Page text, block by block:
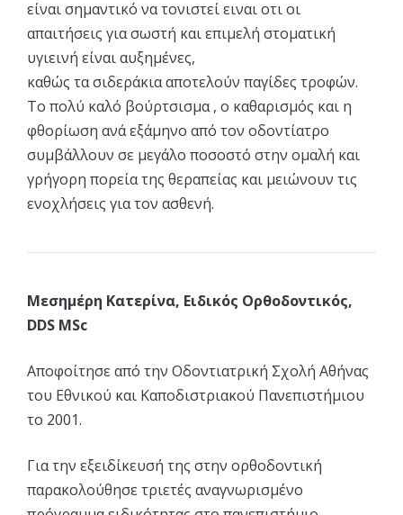
είναι σημαντικό να τονιστεί ειναι οτι οι
απαιτήσεις για σωστή και επιμελή στοματική
υγιεινή είναι αυξημένες,
καθώς τα σιδεράκια αποτελούν παγίδες τροφών.
Το πολύ καλό βούρτσισμα , ο καθαρισμός και η
φθορίωση ανά εξάμηνο από τον οδοντίατρο
συμβάλλουν σε μεγάλο ποσοστό στην ομαλή και
γρήγορη πορεία της θεραπείας και μειώνουν τις
ενοχλήσεις για τον ασθενή.
Μεσημέρη Κατερίνα, Ειδικός Ορθοδοντικός,
DDS MSc
Αποφοίτησε από την Οδοντιατρική Σχολή Αθήνας
του Εθνικού και Καποδιστριακού Πανεπιστήμιου
το 2001.
Για την εξειδίκευσή της στην ορθοδοντική
παρακολούθησε τριετές αναγνωρισμένο